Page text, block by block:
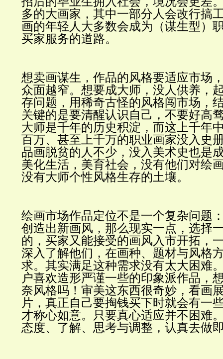
多的大画家，其中一部分人会改行搞
画的年轻人大多数会成为（谋生型）
买家服务的道路。
想卖画谋生 ，作品的风格要适应市场
众面越窄。想要成大师，没人供养，
存问题，用稀奇古怪的风格闯市场，
关键的是要清醒认识自己，不要好高
大师是千年的历史积淀，而这上千年
百万、甚至上千万的职业画家没入史
品画脱贫的人不少，没入美术史也是
美化生活，美育社会，没有他们对绘
没有大师个性风格生存的土壤。
绘画市场作品定位不是一个复杂问题
创造出新画风，那么现实一点，选择
的，买家又能接受的画风入市开拓，
深入了解他们，在画种、题材与风格
求。其实满足这种需求没有太大困难
户喜欢造形严谨一些的印象派作品，
奈风格吗！审美这东西很奇妙，看画
片，真正自己要掏钱买下时就会有一
才称心如意。只要真心适应并不困难
态度、了解、思考与调整，认真去做